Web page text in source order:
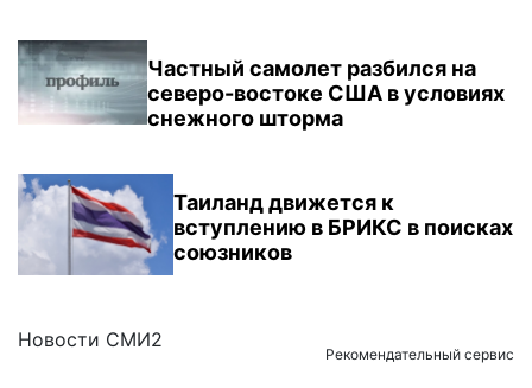
Частный самолет разбился на
северо-востоке США в условиях
снежного шторма
Таиланд движется к
вступлению в БРИКС в поисках
союзников
Новости СМИ2
Рекомендательный сервис